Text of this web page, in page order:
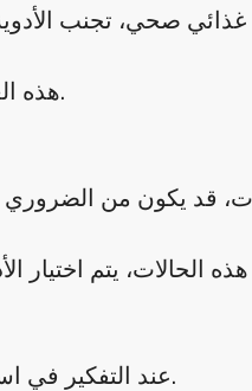
غذائي صحي، تجنب
هذه العوامل تلعب دورًا كبيرًا في دعم صحة الأم والجنين طوال فترة الحمل.
قد يكون من الضروري
عند التفكير في استخدام أي علاج خلال الحمل، يجب دائمًا تقييم الفوائد مقابل المخاطر.